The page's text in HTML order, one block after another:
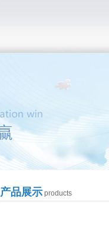
产品展示products